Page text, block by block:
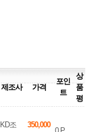
제조사 가격
포인
트
상
품
평
KD조
350,000